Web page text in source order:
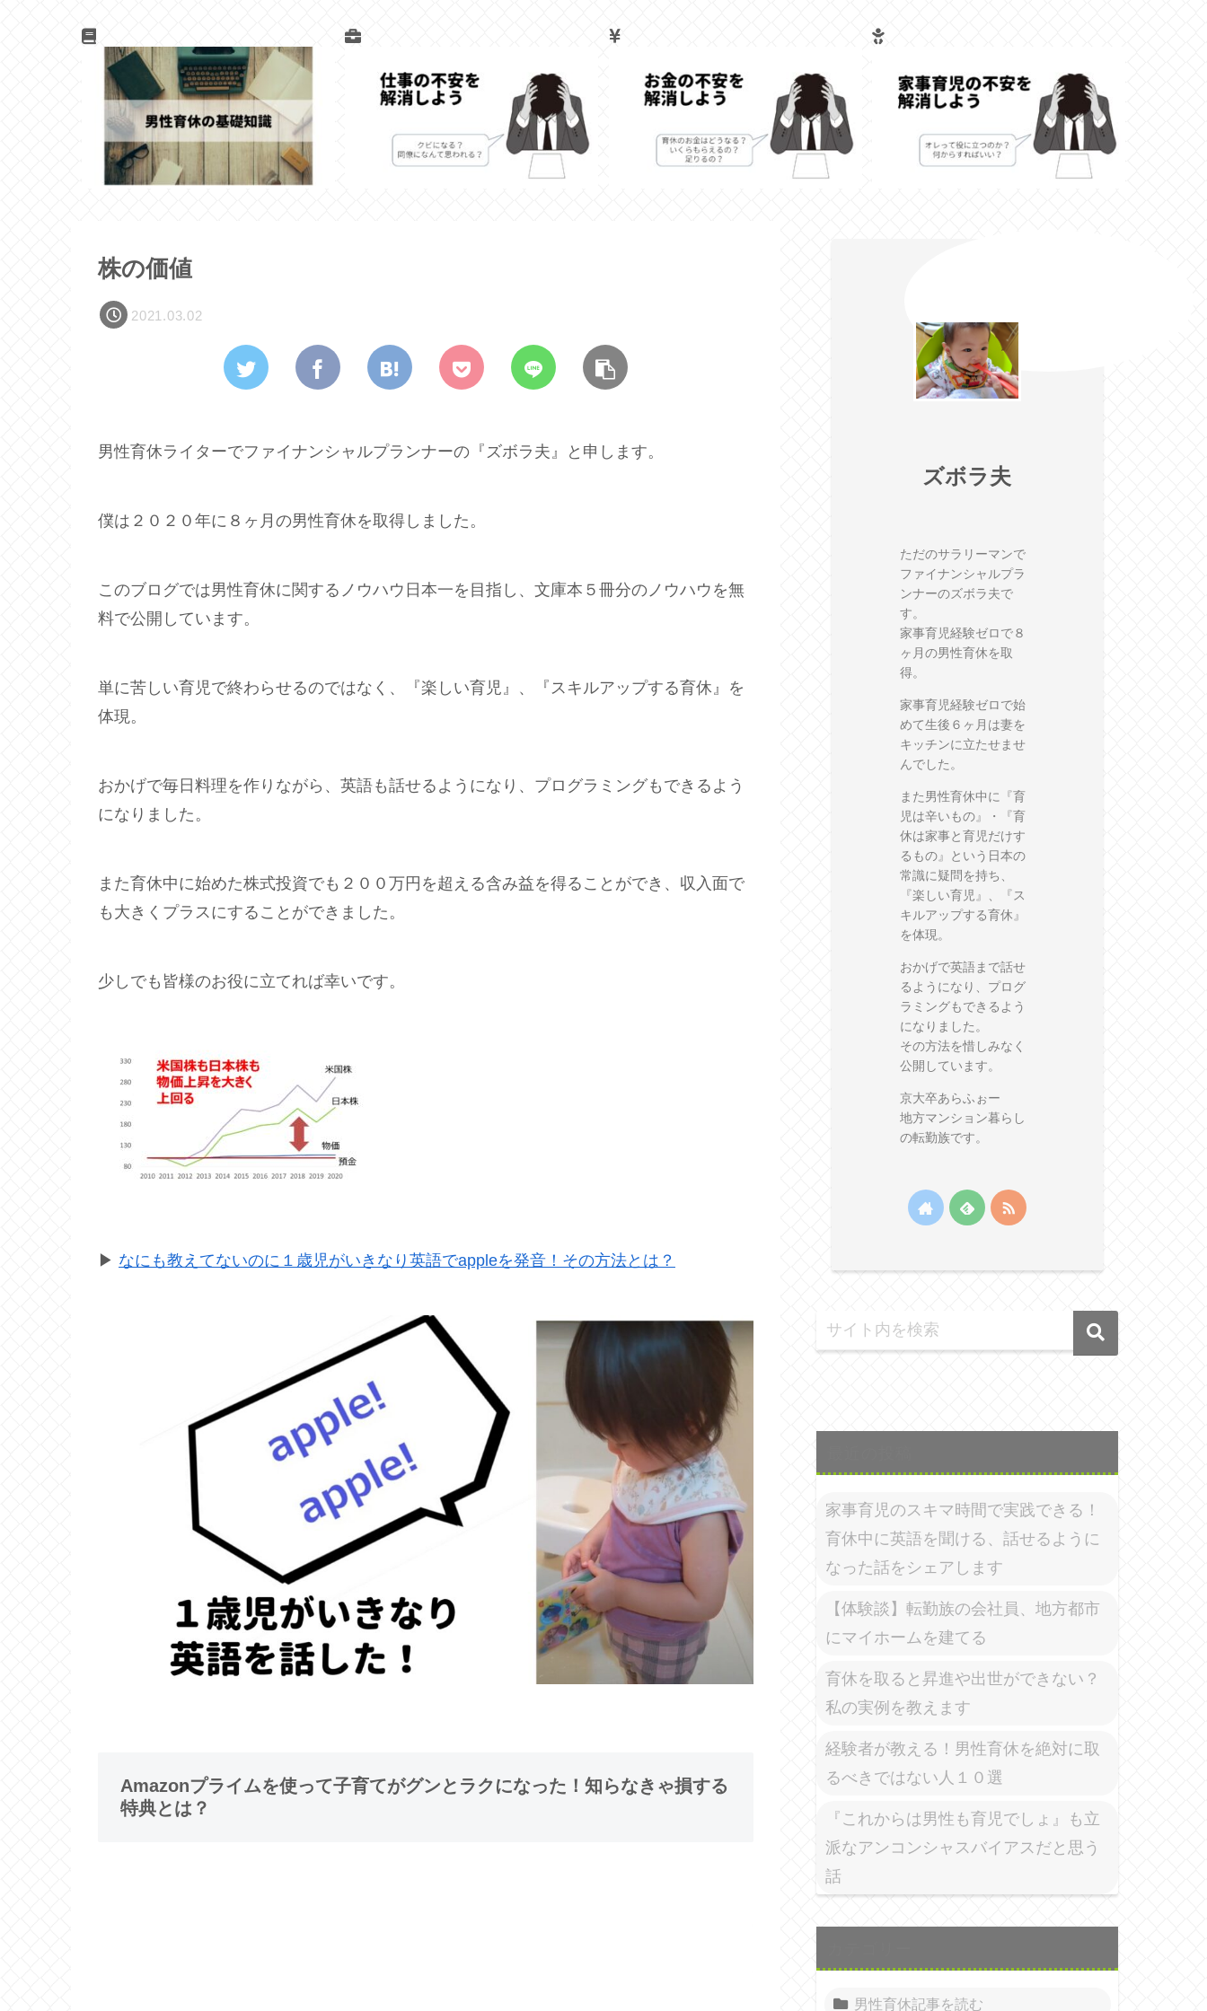
株の価値
2021.03.02
男性育休ライターでファイナンシャルプランナーの『ズボラ夫』と申します。
僕は２０２０年に８ヶ月の男性育休を取得しました。
このブログでは男性育休に関するノウハウ日本一を目指し、文庫本５冊分のノウハウを無
料で公開しています。
単に苦しい育児で終わらせるのではなく、『楽しい育児』、『スキルアップする育休』を
体現。
おかげで毎日料理を作りながら、英語も話せるようになり、プログラミングもできるよう
になりました。
また育休中に始めた株式投資でも２００万円を超える含み益を得ることができ、収入面で
も大きくプラスにすることができました。
少しでも皆様のお役に立てれば幸いです。
▶ なにも教えてないのに１歳児がいきなり英語でappleを発音！その方法とは？
Amazonプライムを使って子育てがグンとラクになった！知らなきゃ損する
特典とは？
ズボラ夫
ただのサラリーマンで
ファイナンシャルプラ
ンナーのズボラ夫で
す。
家事育児経験ゼロで８
ヶ月の男性育休を取
得。
家事育児経験ゼロで始
めて生後６ヶ月は妻を
キッチンに立たせませ
んでした。
また男性育休中に『育
児は辛いもの』・『育
休は家事と育児だけす
るもの』という日本の
常識に疑問を持ち、
『楽しい育児』、『ス
キルアップする育休』
を体現。
おかげで英語まで話せ
るようになり、プログ
ラミングもできるよう
になりました。
その方法を惜しみなく
公開しています。
京大卒あらふぉー
地方マンション暮らし
の転勤族です。
家事育児のスキマ時間で実践できる！
育休中に英語を聞ける、話せるように
なった話をシェアします
【体験談】転勤族の会社員、地方都市
にマイホームを建てる
育休を取ると昇進や出世ができない？
私の実例を教えます
経験者が教える！男性育休を絶対に取
るべきではない人１０選
『これからは男性も育児でしょ』も立
派なアンコンシャスバイアスだと思う
話
男性育休記事を読む